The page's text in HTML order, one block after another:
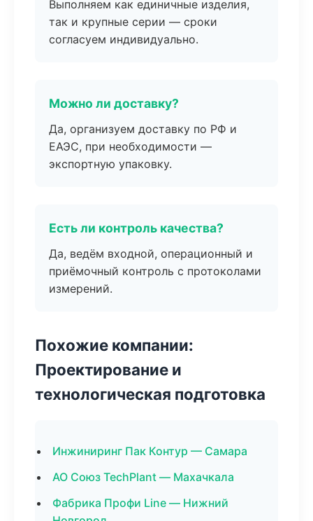
Выполняем как единичные изделия,
так и крупные серии — сроки
согласуем индивидуально.
Можно ли доставку?
Да, организуем доставку по РФ и
ЕАЭС, при необходимости —
экспортную упаковку.
Есть ли контроль качества?
Да, ведём входной, операционный и
приёмочный контроль с протоколами
измерений.
Похожие компании:
Проектирование и
технологическая подготовка
Инжиниринг Пак Контур — Самара
АО Союз TechPlant — Махачкала
Фабрика Профи Line — Нижний